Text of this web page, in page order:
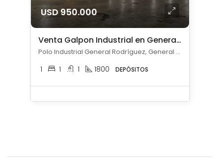
USD 950.000
Venta Galpon Industrial en General Rodríguez
Polo Industrial General Rodríguez, General Rodríguez, General Rodríguez
1 1 1 1800 DEPÓSITOS